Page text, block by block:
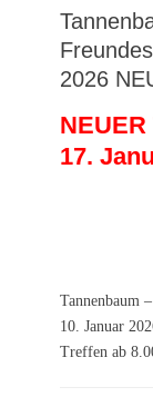
2026
17.
Tannenbaum
10. Januar
Treffen ab